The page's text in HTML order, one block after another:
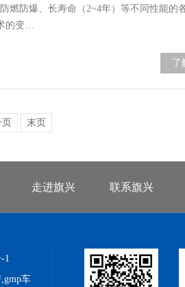
燃防爆、长寿命（2~4年）等不同性能的
的变…
了
末页
走进旗兴 联系旗兴
1
车